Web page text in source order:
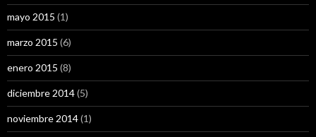
mayo 2015 (1)
marzo 2015 (6)
enero 2015 (8)
diciembre 2014(5)
noviembre 2014(1)